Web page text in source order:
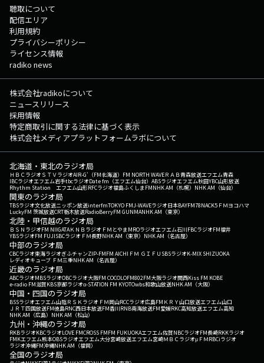
聴取について
配信エリア
利用規約
プライバシーポリシー
ライセンス情報
radiko news
株式会社radikoについて
ニュースリリース
採用情報
特定商取引に関する法律に基づく表示
株式会社メディアプラットフォームラボについて
北海道・東北のラジオ局
ＨＢＣラジオＳＴＶラジオAIR-G'（FM北海道） FM NORTH WAVEＲＡＢ青森放送エフエム青森
IBCラジオエフエム岩手tbcラジオDate fm（エフエム仙台） ABSラジオエフエム秋田YBC山形放送
Rhythm Station エフエム山形RFCラジオ福島ふくしまFMNHK AM（札幌） NHK AM（仙台）
関東のラジオ局
TBSラジオ文化放送ニッポン放送interfmTOKYO FMJ-WAVEラジオ日本BAYFM78NACK5 ＦＭヨコハマ
LuckyFM 茨城放送CRT栃木放送RadioBerryFM GUNMANHK AM（東京）
北陸・甲信越のラジオ局
ＢＳＮラジオFM NIIGATAＫＮＢラジオ ＦＭとやまMROラジオエフエム石川FBCラジオFM福井
YBSラジオFM FUJISBCラジオ ＦＭ長野NHK AM（東京） NHK AM（名古屋）
中部のラジオ局
CBCラジオ東海ラジオぎふチャンZIP-FMFM AICHI ＦＭ ＧＩＦＵ SBSラジオK-MIX SHIZUOKA
レディオキューブ ＦＭ三重NHK AM（名古屋）
近畿のラジオ局
ABCラジオMBSラジオOBCラジオ大阪FM COCOLOFM802FM大阪ラジオ関西Kiss FM KOBE
e-radio FM滋賀KBS京都ラジオα-STATION FM KYOTOwbs和歌山放送NHK AM（大阪）
中国・四国のラジオ局
BSSラジオエフエム山陰ＲＳＫラジオ ＦＭ岡山RCCラジオ広島FM ＫＲＹ山口放送エフエム山口
ＪＲＴ四国放送FM徳島RNC西日本放送FM香川RNB南海放送FM愛媛RKC高知放送エフエム高知
NHK AM（広島） NHK AM（松山）
九州・沖縄のラジオ局
RKBラジオKBCラジオLOVE FMCROSS FMFM FUKUOKAエフエム佐賀NBCラジオFM長崎RKKラジオ
FMKエフエム熊本OBSラジオエフエム大分宮崎放送エフエム宮崎ＭＢＣラジオμＦＭRBCiラジオ
ラジオ沖縄FM沖縄NHK AM（福岡）
全国のラジオ局